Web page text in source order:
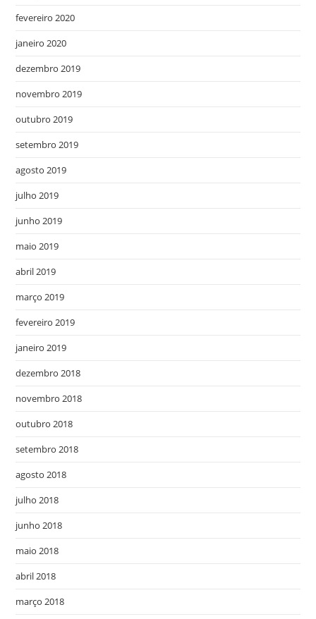
fevereiro 2020
janeiro 2020
dezembro 2019
novembro 2019
outubro 2019
setembro 2019
agosto 2019
julho 2019
junho 2019
maio 2019
abril 2019
março 2019
fevereiro 2019
janeiro 2019
dezembro 2018
novembro 2018
outubro 2018
setembro 2018
agosto 2018
julho 2018
junho 2018
maio 2018
abril 2018
março 2018